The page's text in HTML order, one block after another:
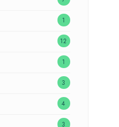
1
12
1
3
4
3